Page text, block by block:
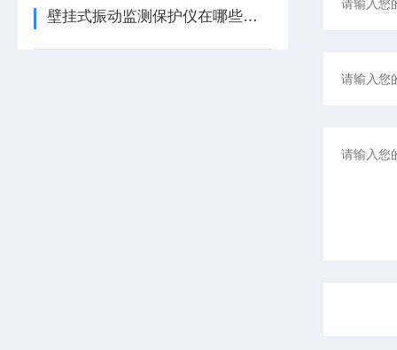
壁挂式振动监测保护仪在哪些领域有广泛应用？